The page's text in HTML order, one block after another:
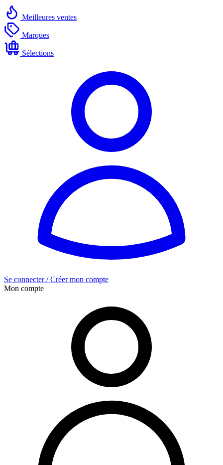
Meilleures ventes
Marques
Sélections
Se connecter / Créer mon compte
Mon compte